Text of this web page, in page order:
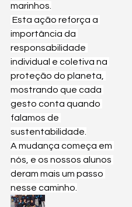
marinhos.
Esta ação reforça a
importância da
responsabilidade
individual e coletiva na
proteção do planeta,
mostrando que cada
gesto conta quando
falamos de
sustentabilidade.
A mudança começa em
nós, e os nossos alunos
deram mais um passo
nesse caminho.